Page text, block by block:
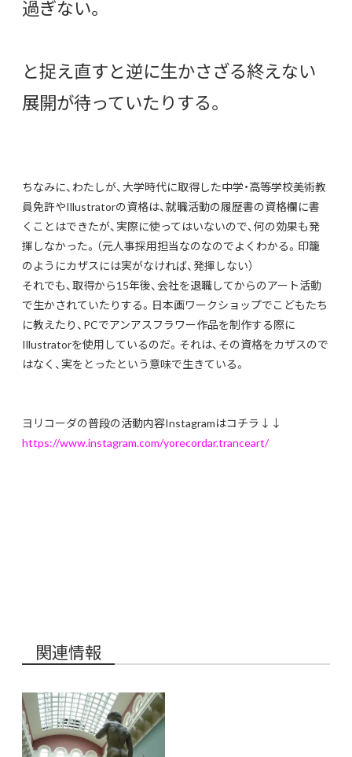
過ぎない。
と捉え直すと逆に生かさざる終えない
展開が待っていたりする。
ちなみに、わたしが、大学時代に取得した中学・高等学校美術教
員免許やIllustratorの資格は、就職活動の履歴書の資格欄に書
くことはできたが、実際に使ってはいないので、何の効果も発
揮しなかった。（元人事採用担当なのなのでよくわかる。印籠
のようにカザスには実がなければ、発揮しない）
それでも、取得から15年後、会社を退職してからのアート活動
で生かされていたりする。日本画ワークショップでこどもたち
に教えたり、PCでアンアスフラワー作品を制作する際に
Illustratorを使用しているのだ。それは、その資格をカザスので
はなく、実をとったという意味で生きている。
ヨリコーダの普段の活動内容Instagramはコチラ↓↓
https://www.instagram.com/yorecordar.tranceart/
関連情報